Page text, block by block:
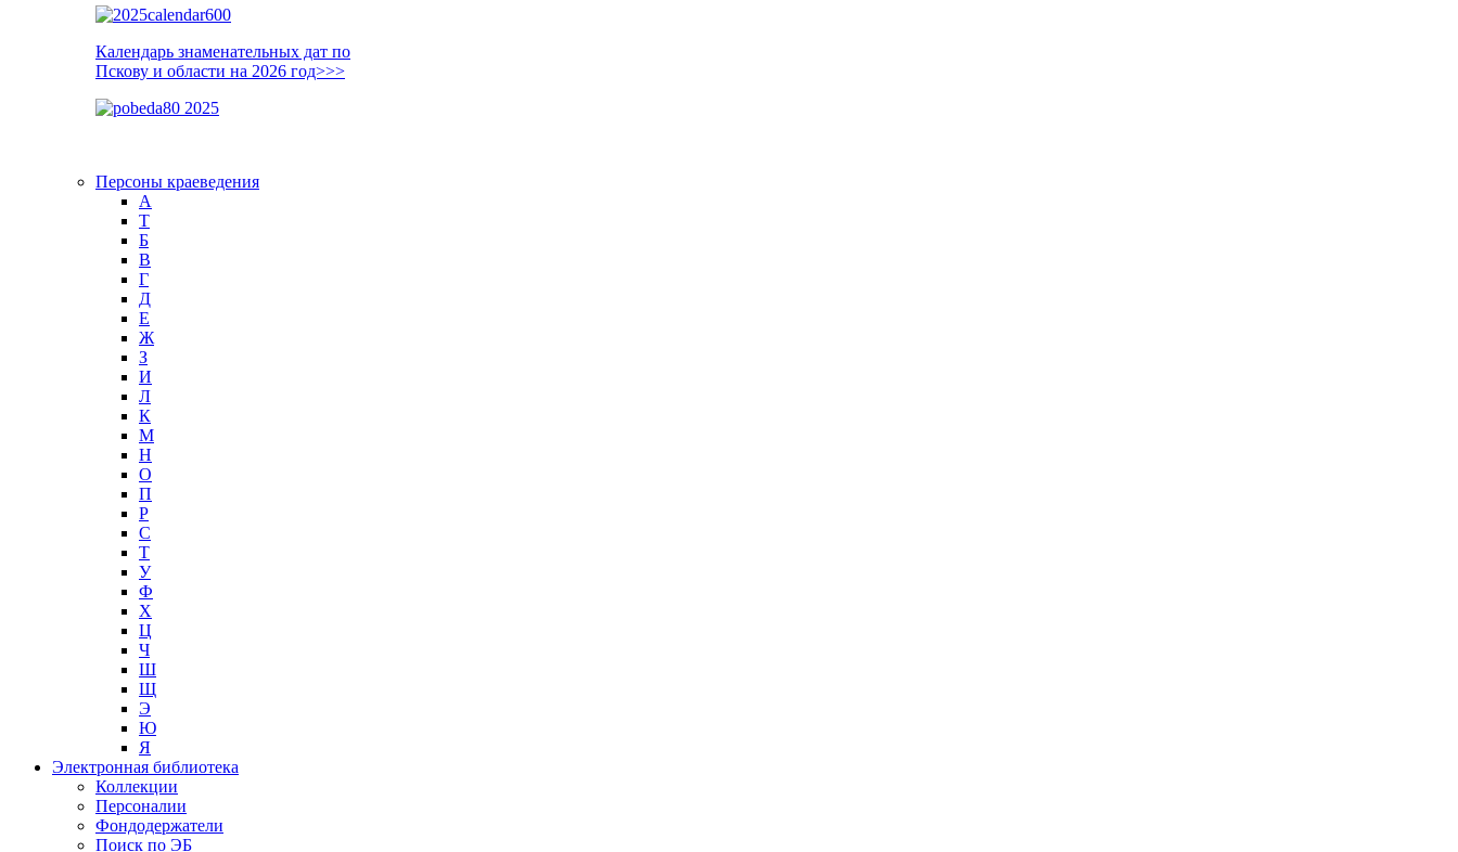
Календарь знаменательных дат по
Пскову и области на 2026 год>>>
Персоны краеведения
А
T
Б
В
Г
Д
Е
Ж
З
И
Л
К
М
Н
О
П
Р
С
Т
У
Ф
Х
Ц
Ч
Ш
Щ
Э
Ю
Я
Электронная библиотека
Коллекции
Персоналии
Фондодержатели
Поиск по ЭБ